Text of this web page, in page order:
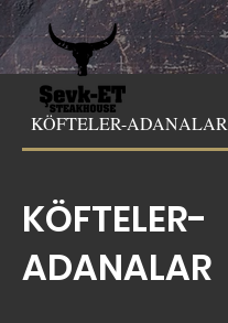
KÖFTELER-ADANALAR
KÖFTELER-
ADANALAR